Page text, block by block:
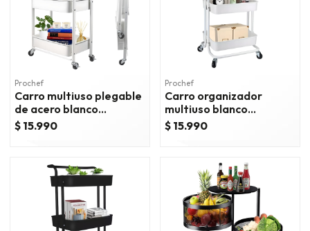
Prochef
Carro multiuso plegable
de acero blanco
45x30x88 cm.
$ 15.990
Prochef
Carro organizador
multiuso blanco
bandejas plásticas
$ 15.990